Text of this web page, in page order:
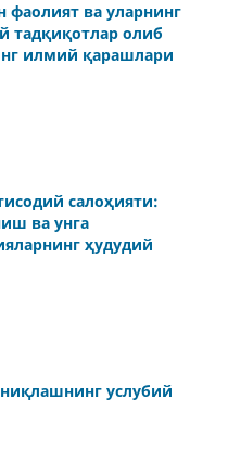
фаолият ва уларнинг
тадқиқотлар олиб
илмий қарашлари
салоҳияти:
ва унга
ҳудудий
услубий